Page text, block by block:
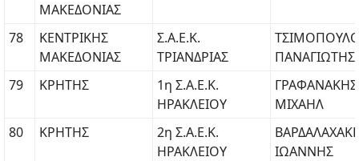
ΜΑΚΕΔΟΝΙΑΣ
78
ΚΕΝΤΡΙΚΗΣ
ΜΑΚΕΔΟΝΙΑΣ
Σ.Α.Ε.Κ.
ΤΡΙΑΝΔΡΙΑΣ
ΠΑΝΑΓΙΩΤΗΣ
79
ΚΡΗΤΗΣ
1η Σ.Α.Ε.Κ.
ΗΡΑΚΛΕΙΟΥ
ΓΡΑΦΑΝΑΚΗΣ
ΜΙΧΑΗΛ
80
ΚΡΗΤΗΣ
2η Σ.Α.Ε.Κ.
ΗΡΑΚΛΕΙΟΥ
ΙΩΑΝΝΗΣ